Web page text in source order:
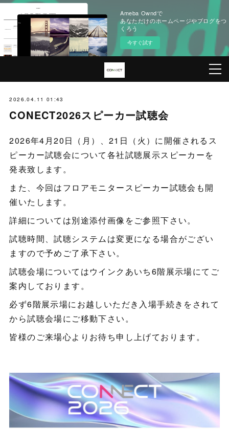
Ameba Owndで
あなただけのホームページやブログをつ
くろう
今すぐ試す
2026.04.11 01:43
CONECT2026スピーカー試聴会
2026年4月20日（月）、21日（火）に開催されるス
ピーカー試聴会について各社試聴展示スピーカーを
発表致します。
また、今回はフロアモニタースピーカー試聴会も開
催いたします。
詳細については別途添付画像をご参照下さい。
試聴時間、試聴システムは変更になる場合がござい
ますので予めご了承下さい。
試聴会場についてはウインクあいち6階展示場にてご
案内しております。
必ず6階展示場にお越しいただき入場手続きをされて
から試聴会場にご移動下さい。
皆様のご来場心よりお待ち申し上げております。